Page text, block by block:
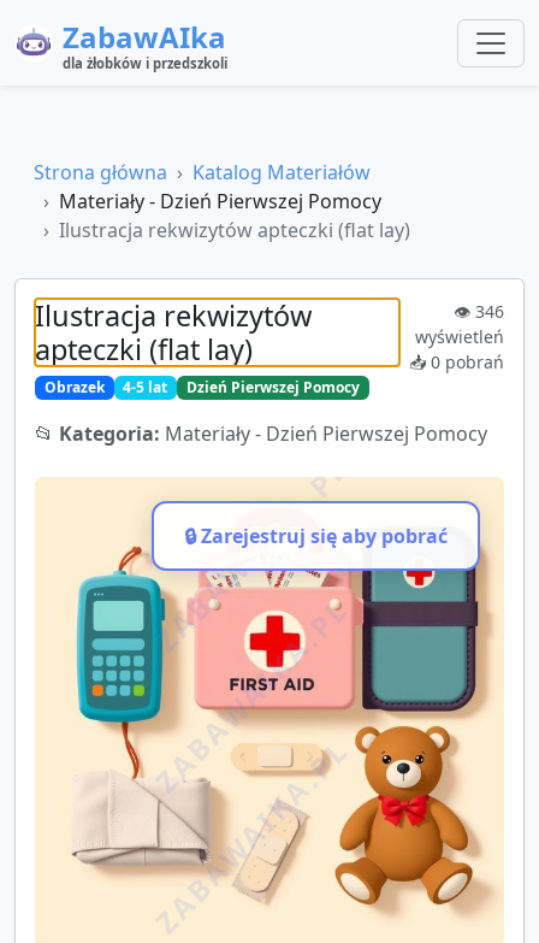
ZabawAIka
dla żłobków i przedszkoli
Strona główna
Katalog Materiałów
Materiały - Dzień Pierwszej Pomocy
Ilustracja rekwizytów apteczki (flat lay)
Ilustracja rekwizytów
apteczki (flat lay)
Obrazek 4-5 lat Dzień Pierwszej Pomocy
👁️ 346
wyświetleń
📥 0 pobrań
📂 Kategoria: Materiały - Dzień Pierwszej Pomocy
ZABAWAIKA.PL
ZABAWAIKA.PL
ZABAWAIKA.PL
🔒 Zarejestruj się aby pobrać